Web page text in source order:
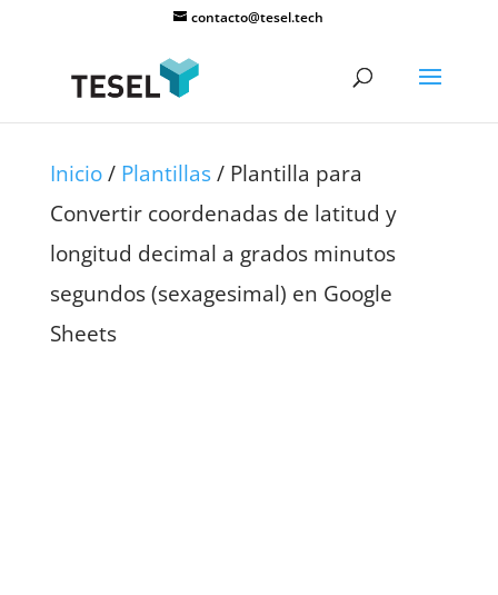
contacto@tesel.tech
Inicio/ Plantillas/ Plantilla para
Convertir coordenadas de latitud y
longitud decimal a grados minutos
segundos (sexagesimal) en Google
Sheets